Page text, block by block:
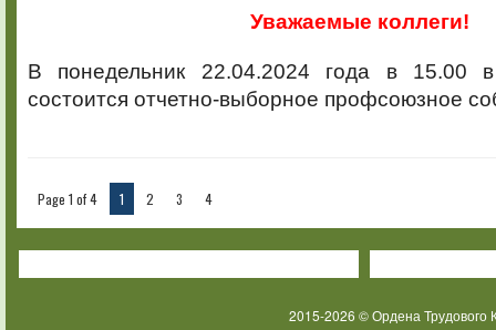
Уважаемые коллеги!
В понедельник 22.04.2024 года в
состоится отчетно-выборное профсоюзное
Page 1 of 4 1 2 3 4
2015-2026 © Ордена